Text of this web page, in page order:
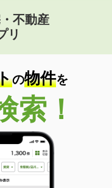
不動産
リ
の物件を
索！